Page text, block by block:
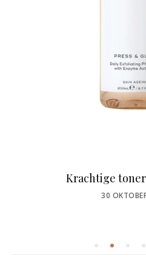
Krachtige
POSTED
30